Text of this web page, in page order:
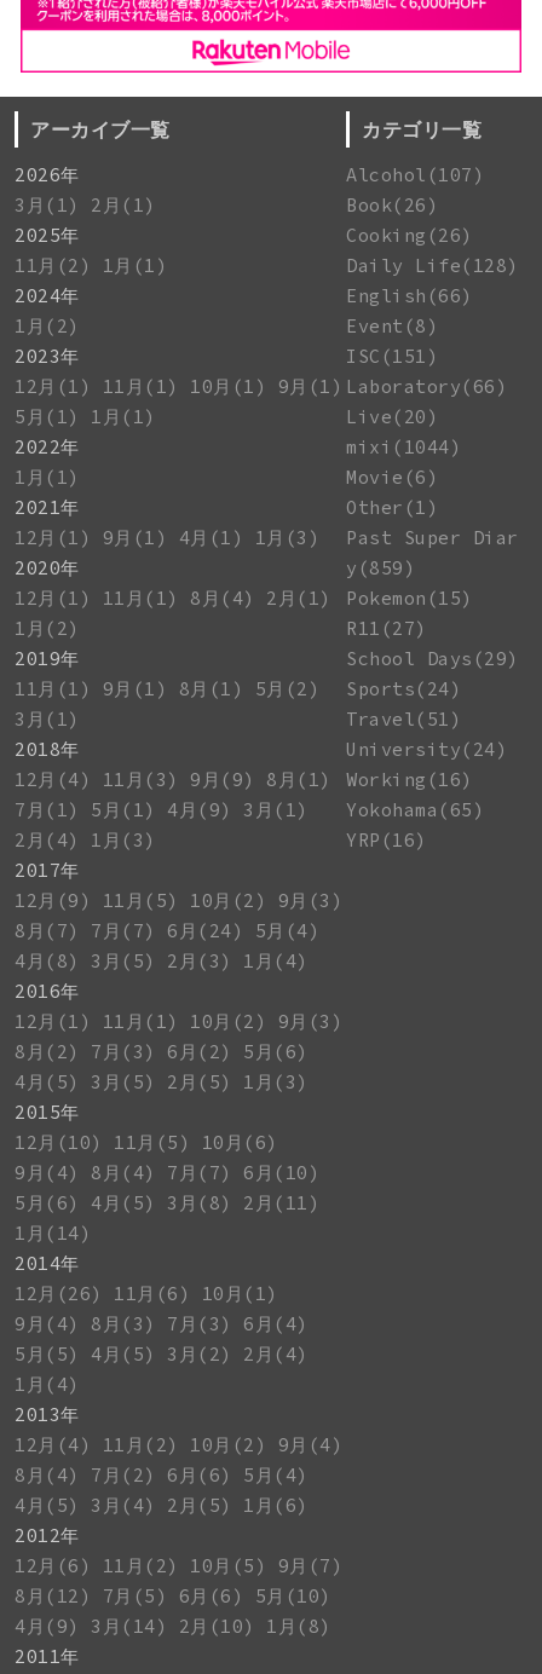
アーカイブ一覧
2026年
3月(1)
2月(1)
2025年
11月(2)
1月(1)
2024年
1月(2)
2023年
12月(1)
11月(1) 10月(1)
9月(1)
5月(1)
1月(1)
2022年
1月(1)
2021年
12月(1)
9月(1) 4月(1)
1月(3)
2020年
12月(1)
11月(1) 8月(4)
2月(1)
1月(2)
2019年
11月(1)
9月(1) 8月(1)
5月(2)
3月(1)
2018年
12月(4)
11月(3) 9月(9)
8月(1)
7月(1)
5月(1) 4月(9)
3月(1)
2月(4)
1月(3)
2017年
12月(9)
11月(5) 10月(2)
9月(3)
8月(7)
7月(7) 6月(24)
5月(4)
4月(8)
3月(5) 2月(3)
1月(4)
2016年
12月(1)
11月(1) 10月(2)
9月(3)
8月(2)
7月(3) 6月(2)
5月(6)
4月(5)
3月(5) 2月(5)
1月(3)
2015年
12月(10)
11月(5)
10月(6)
9月(4)
8月(4) 7月(7)
6月(10)
5月(6)
4月(5) 3月(8)
2月(11)
1月(14)
2014年
12月(26)
11月(6)
10月(1)
9月(4)
8月(3) 7月(3)
6月(4)
5月(5)
4月(5) 3月(2)
2月(4)
1月(4)
2013年
12月(4)
11月(2) 10月(2)
9月(4)
8月(4)
7月(2) 6月(6)
5月(4)
4月(5)
3月(4) 2月(5)
1月(6)
2012年
12月(6)
11月(2) 10月(5)
9月(7)
8月(12)
7月(5) 6月(6)
5月(10)
4月(9)
3月(14) 2月(10)
1月(8)
2011年
カテゴリ一覧
Alcohol(107)
Book(26)
Cooking(26)
Daily Life(128)
English(66)
Event(8)
ISC(151)
Laboratory(66)
Live(20)
mixi(1044)
Movie(6)
Other(1)
Past Super Diar
y(859)
Pokemon(15)
R11(27)
School Days(29)
Sports(24)
Travel(51)
University(24)
Working(16)
Yokohama(65)
YRP(16)